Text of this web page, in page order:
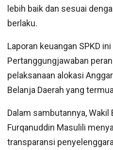
lebih baik dan sesuai
berlaku.
Laporan keuangan SPKD
Pertanggungjawaban
pelaksanaan alokasi
Belanja Daerah yang
Dalam sambutannya, Wakil
Furqanuddin Masulili
transparansi